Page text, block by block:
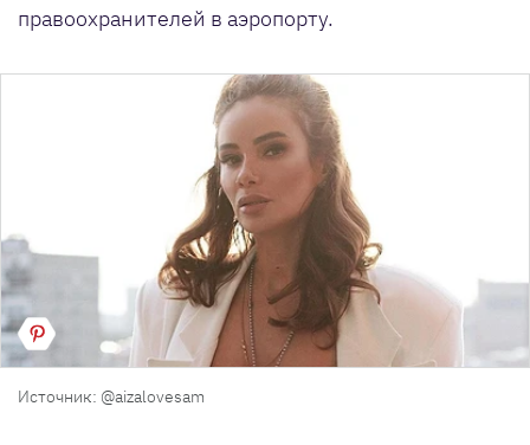
правоохранителей в аэропорту.
Источник: @aizalovesam